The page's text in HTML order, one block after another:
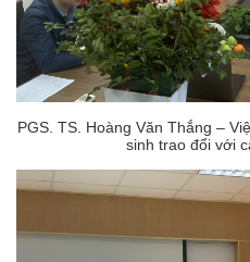
PGS. TS. Hoàng Văn Thắng –
sinh trao đổi với